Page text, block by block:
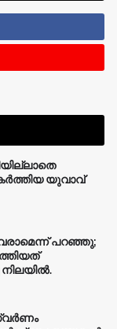
യുവാവ്
വരാമെന്ന് പറഞ്ഞു;
നിലയിൽ.